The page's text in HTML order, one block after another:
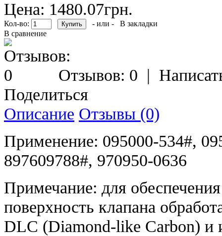
Цена: 1480.07грн.
Кол-во: - или -
В закладки
В сравнение
Отзывов: 0 |
Поделиться
Описание Отзывы (0)
Применение: 095000-534#,
897609788#, 970950-0636
Примечание: для
поверхность клапана
DLC (Diamond-like Carbon) и